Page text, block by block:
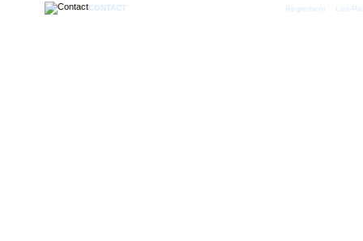
CONTACT Règlement Les